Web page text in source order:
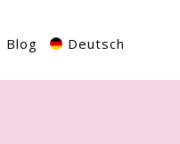
Blog Deutsch